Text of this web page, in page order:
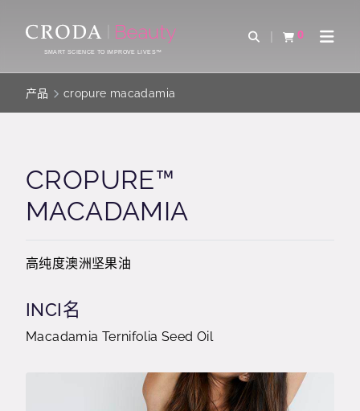
CONTENTSMART SCIENCE TO IMPROVE LIVES™
Open Search
0
查看购物车Open
产品 cropure macadamia
CROPURE™
MACADAMIA
高纯度澳洲坚果油
INCI名
Macadamia Ternifolia Seed Oil